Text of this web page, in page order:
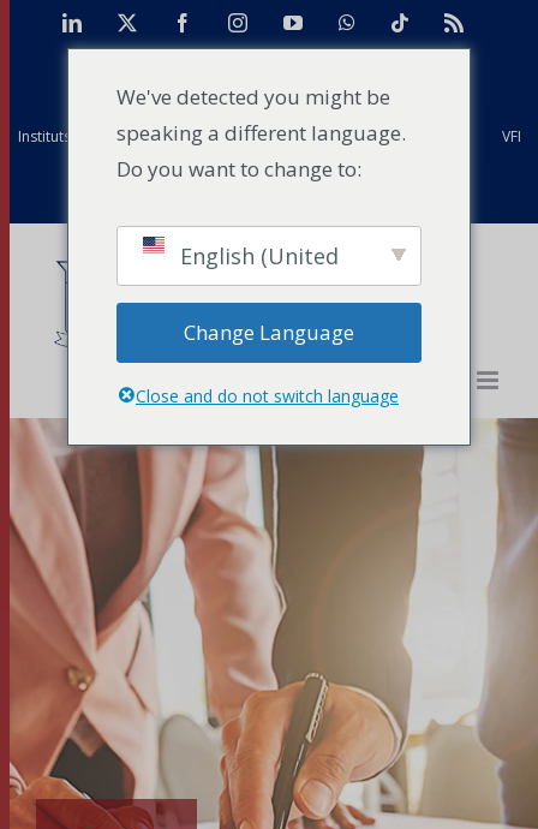
LinkedIn FacebookInstagramYouTubeWhatsAppTiktok
Instituts mondiaux Strathmore Anciens élèves Installations VFI
We've detected you might be
speaking a different language.
Do you want to change to:
English (United
States)
Change Language
Close and do not switch language